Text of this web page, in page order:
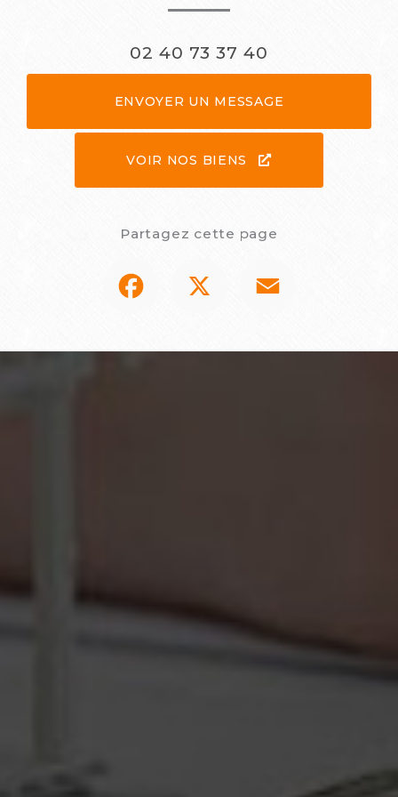
02 40 73 37 40
ENVOYER UN MESSAGE
VOIR NOS BIENS
Partagez cette page